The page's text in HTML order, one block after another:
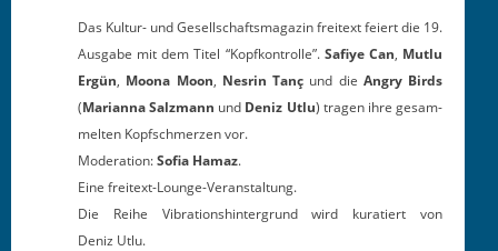
Das Kul­tur- und Gesellschafts­magazin fre­i­t­ext feiert die 19.
Aus­gabe mit dem Titel “Kopfkon­trolle”. Safiye Can, Mut­lu
Ergün, Moona Moon, Nes­rin Tanç und die Angry Birds
(Mar­i­an­na Salz­mann und Deniz Utlu) tra­gen ihre gesam­
melten Kopf­schmerzen vor.
Mod­er­a­tion:Sofia Hamaz.
Eine freitext-Lounge-Veranstaltung.
Die Rei­he Vibra­tionsh­in­ter­grund wird kuratiert von
Deniz Utlu.